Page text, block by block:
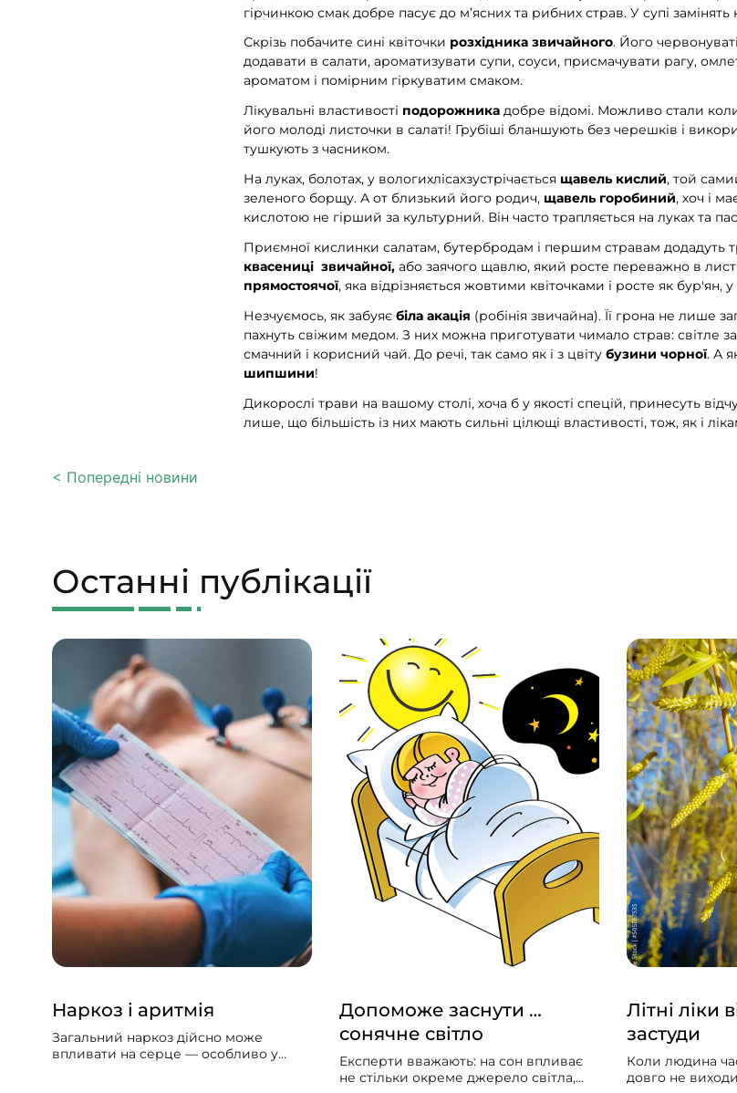
гірчинкою смак добре пасує до м’ясних та рибних страв. У супі замінять
Скрізь побачите сині квіточки розхідника звичайного. Його
додавати в салати, ароматизувати супи, соуси, присмачувати рагу,
ароматом і помірним гіркуватим смаком.
Лікувальні властивості подорожника добре відомі. Можливо стали
його молоді листочки в салаті! Грубіші бланшують без черешків і
тушкують з часником.
На луках, болотах, у вологихлісахзустрічається щавель кислий, той
зеленого борщу. А от близький його родич, щавель горобиний, хоч і
кислотою не гірший за культурний. Він часто трапляється на луках та
Приємної кислинки салатам, бутербродам і першим стравам додадуть
квасениці звичайної, або заячого щавлю, який росте переважно в
прямостоячої, яка відрізняється жовтими квіточками і росте як бур'ян, у
Незчуємось, як забуяє біла акація (робінія звичайна). Її грона не лише
пахнуть свіжим медом. З них можна приготувати чимало страв: світле
смачний і корисний чай. До речі, так само як і з цвіту бузини чорної. А
шипшини!
Дикорослі трави на вашому столі, хоча б у якості спецій, принесуть
лише, що більшість із них мають сильні цілющі властивості, тож, як і
< Попередні новини
Останні публікації
Наркоз і аритмія
Загальний наркоз дійсно може
впливати на серце — особливо у
Допоможе заснути …
сонячне світло
Експерти вважають: на сон впливає
не стільки окреме джерело світла,
Літні ліки
застуди
Коли людина
довго не